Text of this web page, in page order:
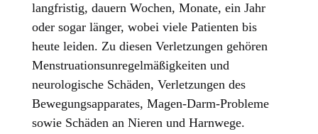
langfristig, dauern Wochen, Monate, ein Jahr
oder sogar länger, wobei viele Patienten bis
heute leiden. Zu diesen Verletzungen gehören
Menstruationsunregelmäßigkeiten und
neurologische Schäden, Verletzungen des
Bewegungsapparates, Magen-Darm-Probleme
sowie Schäden an Nieren und Harnwege.